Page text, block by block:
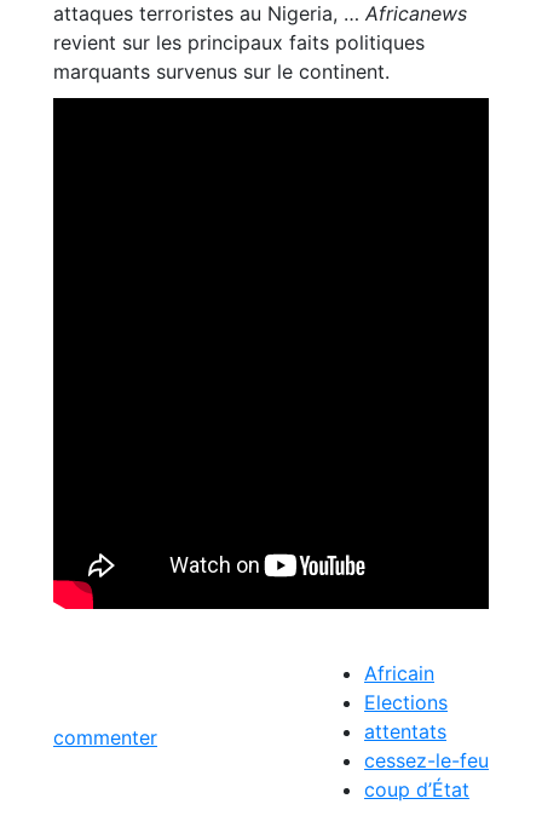
attaques terroristes au Nigeria, … Africanews
revient sur les principaux faits politiques
marquants survenus sur le continent.
commenter
Africain
Elections
attentats
cessez-le-feu
coup d’État